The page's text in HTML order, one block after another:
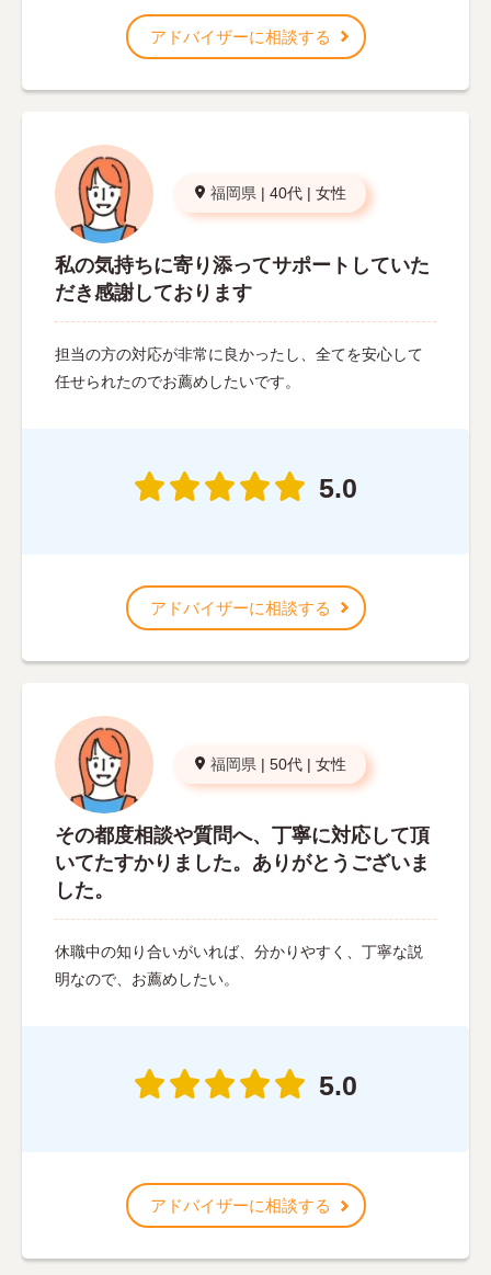
アドバイザーに相談する
福岡県 | 40代 | 女性
私の気持ちに寄り添ってサポートしていた
だき感謝しております
担当の方の対応が非常に良かったし、全てを安心して
任せられたのでお薦めしたいです。
5.0
アドバイザーに相談する
福岡県 | 50代 | 女性
その都度相談や質問へ、丁寧に対応して頂
いてたすかりました。ありがとうございま
した。
休職中の知り合いがいれば、分かりやすく、丁寧な説
明なので、お薦めしたい。
5.0
アドバイザーに相談する